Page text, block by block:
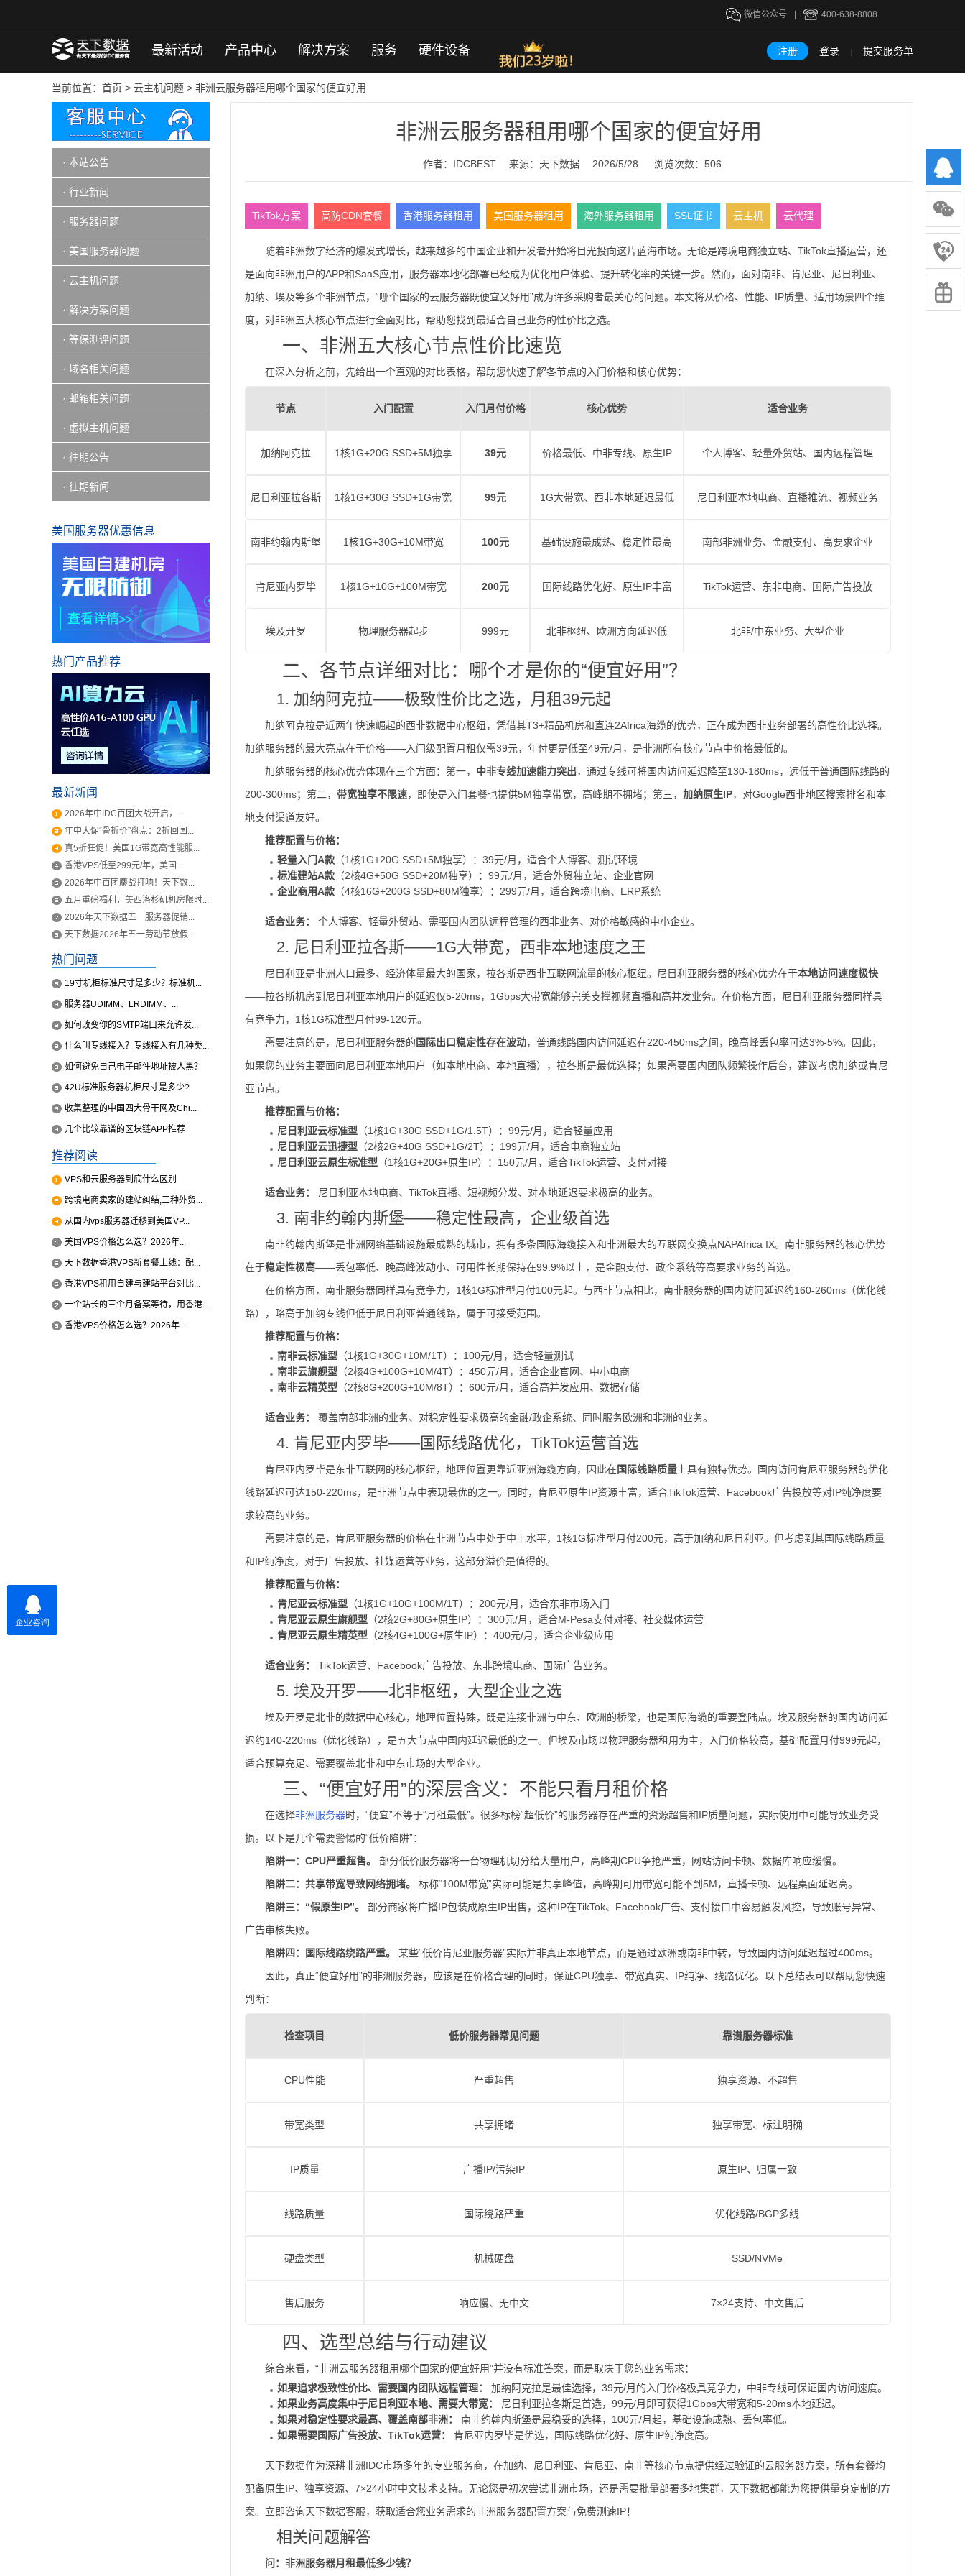
400-638-8808
微信公众号
最新活动 产品中心 解决方案 服务 硬件设备 注册 登录 | 提交服务单
当前位置： 首页 > 云主机问题 > 非洲云服务器租用哪个国家的便宜好用
· 本站公告
· 行业新闻
· 服务器问题
· 美国服务器问题
· 云主机问题
· 解决方案问题
· 等保测评问题
· 域名相关问题
· 邮箱相关问题
· 虚拟主机问题
· 往期公告
· 往期新闻
美国服务器优惠信息
热门产品推荐
最新新闻
2026年中IDC百团大战开启，...
年中大促“骨折价”盘点：2折回国...
真5折狂促！美国1G带宽高性能服...
香港VPS低至299元/年，美国...
2026年中百团鏖战打响！天下数...
五月重磅福利，美西洛杉矶机房限时...
2026年天下数据五一服务器促销...
天下数据2026年五一劳动节放假...
热门问题
19寸机柜标准尺寸是多少？标准机...
服务器UDIMM、LRDIMM、...
如何改变你的SMTP端口来允许发...
什么叫专线接入？专线接入有几种类...
如何避免自己电子邮件地址被人黑？
42U标准服务器机柜尺寸是多少?
收集整理的中国四大骨干网及Chi...
几个比较靠谱的区块链APP推荐
推荐阅读
VPS和云服务器到底什么区别
跨境电商卖家的建站纠结,三种外贸...
从国内vps服务器迁移到美国VP...
美国VPS价格怎么选？2026年...
天下数据香港VPS新套餐上线：配...
香港VPS租用自建与建站平台对比...
一个站长的三个月备案等待，用香港...
香港VPS价格怎么选？2026年...
非洲云服务器租用哪个国家的便宜好用
作者：IDCBEST 来源： 天下数据 2026/5/28 浏览次数：506
TikTok方案 高防CDN套餐 香港服务器租用 美国服务器租用 海外服务器租用 SSL证书 云主机 云代理
随着非洲数字经济的爆发式增长，越来越多的中国企业和开发者开始将目光投向这片蓝海市场。无论是跨境电商独立站、TikTok直播运营，还
是面向非洲用户的APP和SaaS应用，服务器本地化部署已经成为优化用户体验、提升转化率的关键一步。然而，面对南非、肯尼亚、尼日利亚、
加纳、埃及等多个非洲节点，“哪个国家的云服务器既便宜又好用”成为许多采购者最关心的问题。本文将从价格、性能、IP质量、适用场景四个维
度，对非洲五大核心节点进行全面对比，帮助您找到最适合自己业务的性价比之选。
一、非洲五大核心节点性价比速览
在深入分析之前，先给出一个直观的对比表格，帮助您快速了解各节点的入门价格和核心优势：
节点 入门配置 入门月付价格 核心优势 适合业务
加纳阿克拉 1核1G+20G SSD+5M独享 39元 价格最低、中非专线、原生IP 个人博客、轻量外贸站、国内远程管理
尼日利亚拉各斯 1核1G+30G SSD+1G带宽 99元 1G大带宽、西非本地延迟最低 尼日利亚本地电商、直播推流、视频业务
南非约翰内斯堡 1核1G+30G+10M带宽 100元 基础设施最成熟、稳定性最高 南部非洲业务、金融支付、高要求企业
肯尼亚内罗毕 1核1G+10G+100M带宽 200元 国际线路优化好、原生IP丰富 TikTok运营、东非电商、国际广告投放
埃及开罗 物理服务器起步 999元 北非枢纽、欧洲方向延迟低 北非/中东业务、大型企业
二、各节点详细对比：哪个才是你的“便宜好用”？
1. 加纳阿克拉——极致性价比之选，月租39元起
加纳阿克拉是近两年快速崛起的西非数据中心枢纽，凭借其T3+精品机房和直连2Africa海缆的优势，正在成为西非业务部署的高性价比选择。
加纳服务器的最大亮点在于价格——入门级配置月租仅需39元，年付更是低至49元/月，是非洲所有核心节点中价格最低的。
加纳服务器的核心优势体现在三个方面：第一， 中非专线加速能力突出，通过专线可将国内访问延迟降至130-180ms，远低于普通国际线路的
200-300ms；第二， 带宽独享不限速，即使是入门套餐也提供5M独享带宽，高峰期不拥堵；第三， 加纳原生IP，对Google西非地区搜索排名和本
地支付渠道友好。
推荐配置与价格：
轻量入门A款 （1核1G+20G SSD+5M独享）：39元/月，适合个人博客、测试环境
标准建站A款 （2核4G+50G SSD+20M独享）：99元/月，适合外贸独立站、企业官网
企业商用A款 （4核16G+200G SSD+80M独享）：299元/月，适合跨境电商、ERP系统
适合业务： 个人博客、轻量外贸站、需要国内团队远程管理的西非业务、对价格敏感的中小企业。
2. 尼日利亚拉各斯——1G大带宽，西非本地速度之王
尼日利亚是非洲人口最多、经济体量最大的国家，拉各斯是西非互联网流量的核心枢纽。尼日利亚服务器的核心优势在于本地访问速度极快
——拉各斯机房到尼日利亚本地用户的延迟仅5-20ms，1Gbps大带宽能够完美支撑视频直播和高并发业务。在价格方面，尼日利亚服务器同样具
有竞争力，1核1G标准型月付99-120元。
需要注意的是，尼日利亚服务器的国际出口稳定性存在波动，普通线路国内访问延迟在220-450ms之间，晚高峰丢包率可达3%-5%。因此，
如果您的业务主要面向尼日利亚本地用户（如本地电商、本地直播），拉各斯是最优选择；如果需要国内团队频繁操作后台，建议考虑加纳或肯尼
亚节点。
推荐配置与价格：
尼日利亚云标准型 （1核1G+30G SSD+1G/1.5T）：99元/月，适合轻量应用
尼日利亚云迅捷型 （2核2G+40G SSD+1G/2T）：199元/月，适合电商独立站
尼日利亚云原生标准型 （1核1G+20G+原生IP）：150元/月，适合TikTok运营、支付对接
适合业务： 尼日利亚本地电商、TikTok直播、短视频分发、对本地延迟要求极高的业务。
3. 南非约翰内斯堡——稳定性最高，企业级首选
南非约翰内斯堡是非洲网络基础设施最成熟的城市，拥有多条国际海缆接入和非洲最大的互联网交换点NAPAfrica IX。南非服务器的核心优势
在于稳定性极高——丢包率低、晚高峰波动小、可用性长期保持在99.9%以上，是金融支付、政企系统等高要求业务的首选。
在价格方面，南非服务器同样具有竞争力，1核1G标准型月付100元起。与西非节点相比，南非服务器的国内访问延迟约160-260ms（优化线
路），略高于加纳专线但低于尼日利亚普通线路，属于可接受范围。
推荐配置与价格：
南非云标准型 （1核1G+30G+10M/1T）：100元/月，适合轻量测试
南非云旗舰型 （2核4G+100G+10M/4T）：450元/月，适合企业官网、中小电商
南非云精英型 （2核8G+200G+10M/8T）：600元/月，适合高并发应用、数据存储
适合业务： 覆盖南部非洲的业务、对稳定性要求极高的金融/政企系统、同时服务欧洲和非洲的业务。
4. 肯尼亚内罗毕——国际线路优化，TikTok运营首选
肯尼亚内罗毕是东非互联网的核心枢纽，地理位置更靠近亚洲海缆方向，因此在国际线路质量 上具有独特优势。国内访问肯尼亚服务器的优化
线路延迟可达150-220ms，是非洲节点中表现最优的之一。同时，肯尼亚原生IP资源丰富，适合TikTok运营、Facebook广告投放等对IP纯净度要
求较高的业务。
需要注意的是，肯尼亚服务器的价格在非洲节点中处于中上水平，1核1G标准型月付200元，高于加纳和尼日利亚。但考虑到其国际线路质量
和IP纯净度，对于广告投放、社媒运营等业务，这部分溢价是值得的。
推荐配置与价格：
肯尼亚云标准型 （1核1G+10G+100M/1T）：200元/月，适合东非市场入门
肯尼亚云原生旗舰型 （2核2G+80G+原生IP）：300元/月，适合M-Pesa支付对接、社交媒体运营
肯尼亚云原生精英型 （2核4G+100G+原生IP）：400元/月，适合企业级应用
适合业务： TikTok运营、Facebook广告投放、东非跨境电商、国际广告业务。
5. 埃及开罗——北非枢纽，大型企业之选
埃及开罗是北非的数据中心核心，地理位置特殊，既是连接非洲与中东、欧洲的桥梁，也是国际海缆的重要登陆点。埃及服务器的国内访问延
迟约140-220ms（优化线路），是五大节点中国内延迟最低的之一。但埃及市场以物理服务器租用为主，入门价格较高，基础配置月付999元起，
适合预算充足、需要覆盖北非和中东市场的大型企业。
三、“便宜好用”的深层含义：不能只看月租价格
在选择非洲服务器时，“便宜”不等于“月租最低”。很多标榜“超低价”的服务器存在严重的资源超售和IP质量问题，实际使用中可能导致业务受
损。以下是几个需要警惕的“低价陷阱”：
陷阱一：CPU严重超售。
部分低价服务器将一台物理机切分给大量用户，高峰期CPU争抢严重，网站访问卡顿、数据库响应缓慢。
陷阱二：共享带宽导致网络拥堵。
标称“100M带宽”实际可能是共享峰值，高峰期可用带宽可能不到5M，直播卡顿、远程桌面延迟高。
陷阱三：“假原生IP”。
部分商家将广播IP包装成原生IP出售，这种IP在TikTok、Facebook广告、支付接口中容易触发风控，导致账号异常、
广告审核失败。
陷阱四：国际线路绕路严重。
某些“低价肯尼亚服务器”实际并非真正本地节点，而是通过欧洲或南非中转，导致国内访问延迟超过400ms。
因此，真正“便宜好用”的非洲服务器，应该是在价格合理的同时，保证CPU独享、带宽真实、IP纯净、线路优化。以下总结表可以帮助您快速
判断：
检查项目 低价服务器常见问题 靠谱服务器标准
CPU性能 严重超售 独享资源、不超售
带宽类型 共享拥堵 独享带宽、标注明确
IP质量 广播IP/污染IP 原生IP、归属一致
线路质量 国际绕路严重 优化线路/BGP多线
硬盘类型 机械硬盘 SSD/NVMe
售后服务 响应慢、无中文 7×24支持、中文售后
四、选型总结与行动建议
综合来看，“非洲云服务器租用哪个国家的便宜好用”并没有标准答案，而是取决于您的业务需求：
如果追求极致性价比、需要国内团队远程管理：
加纳阿克拉是最佳选择，39元/月的入门价格极具竞争力，中非专线可保证国内访问速度。
如果业务高度集中于尼日利亚本地、需要大带宽：
尼日利亚拉各斯是首选，99元/月即可获得1Gbps大带宽和5-20ms本地延迟。
如果对稳定性要求最高、覆盖南部非洲：
南非约翰内斯堡是最稳妥的选择，100元/月起，基础设施成熟、丢包率低。
如果需要国际广告投放、TikTok运营：
肯尼亚内罗毕是优选，国际线路优化好、原生IP纯净度高。
天下数据作为深耕非洲IDC市场多年的专业服务商，在加纳、尼日利亚、肯尼亚、南非等核心节点提供经过验证的云服务器方案，所有套餐均
配备原生IP、独享资源、7×24小时中文技术支持。无论您是初次尝试非洲市场，还是需要批量部署多地集群，天下数据都能为您提供量身定制的方
案。立即咨询天下数据客服，获取适合您业务需求的非洲服务器配置方案与免费测速IP！
相关问题解答
问：非洲服务器月租最低多少钱？